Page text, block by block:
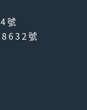
號
8632號